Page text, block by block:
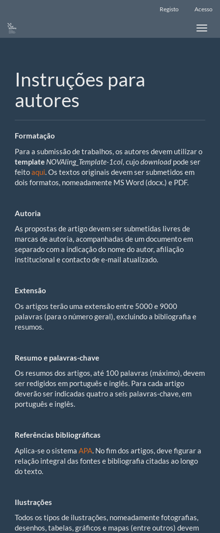
Registo Acesso
Toggle
Instruções para
autores
Formatação
Para a submissão de trabalhos, os autores devem utilizar o
template NOVAling_Template-1col, cujodownload pode ser
feitoaqui Os textos originais devem ser submetidos em
dois formatos, nomeadamente MS Word (docx.) e PDF.
Autoria
As propostas de artigo devem ser submetidas livres de
marcas de autoria, acompanhadas de um documento em
separado com a indicação do nome do autor, afiliação
institucional e contacto de e-mail atualizado.
Extensão
Os artigos terão uma extensão entre 5000 e 9000
palavras (para o número geral), excluindo a bibliografia e
resumos.
Resumo e palavras-chave
Os resumos dos artigos, até 100 palavras (máximo), devem
ser redigidos em português e inglês. Para cada artigo
deverão ser indicadas quatro a seis palavras-chave, em
português e inglês.
Referências bibliográficas
Aplica-se o sistema APA . No fim dos artigos, deve figurar a
relação integral das fontes e bibliografia citadas ao longo
do texto.
Ilustrações
Todos os tipos de ilustrações, nomeadamente fotografias,
desenhos, tabelas, gráficos e mapas (entre outros) devem